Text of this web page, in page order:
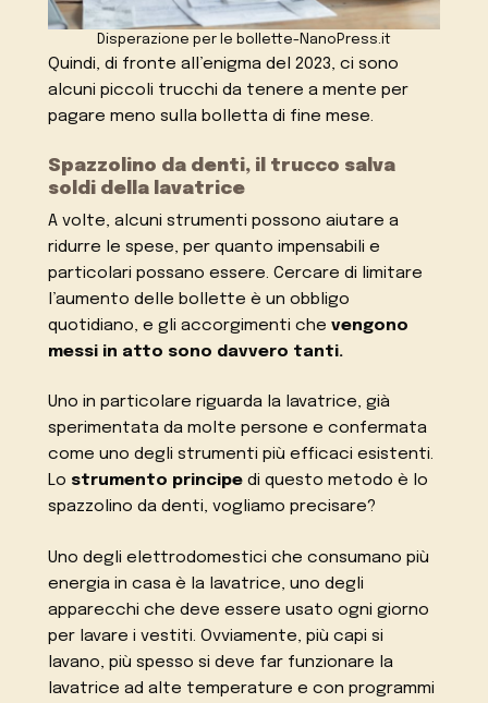
Disperazione per le bollette-NanoPress.it
Quindi, di fronte all’enigma del 2023, ci sono
alcuni piccoli trucchi da tenere a mente per
pagare meno sulla bolletta di fine mese.
Spazzolino da denti, il trucco salva
soldi della lavatrice
A volte, alcuni strumenti possono aiutare a
ridurre le spese, per quanto impensabili e
particolari possano essere. Cercare di limitare
l’aumento delle bollette è un obbligo
quotidiano, e gli accorgimenti chevengono
messi in atto sono davvero tanti.
Uno in particolare riguarda la lavatrice, già
sperimentata da molte persone e confermata
come uno degli strumenti più efficaci esistenti.
Lo strumento principe di questo metodo è lo
spazzolino da denti, vogliamo precisare?
Uno degli elettrodomestici che consumano più
energia in casa è la lavatrice, uno degli
apparecchi che deve essere usato ogni giorno
per lavare i vestiti. Ovviamente, più capi si
lavano, più spesso si deve far funzionare la
lavatrice ad alte temperature e con programmi